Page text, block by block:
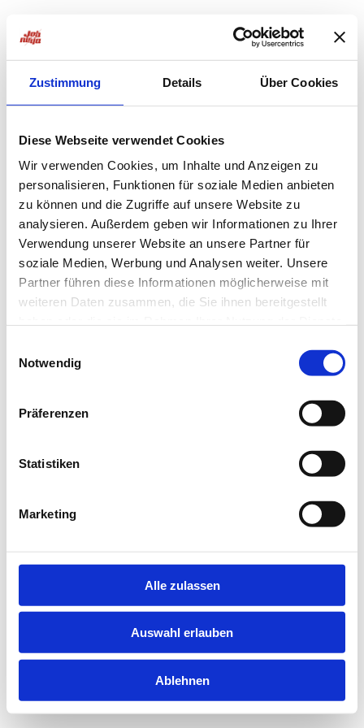
Zustimmung Details Über Cookies
Diese Webseite verwendet Cookies
Wir verwenden Cookies, um Inhalte und Anzeigen zu
personalisieren, Funktionen für soziale Medien anbieten
zu können und die Zugriffe auf unsere Website zu
analysieren. Außerdem geben wir Informationen zu Ihrer
Verwendung unserer Website an unsere Partner für
soziale Medien, Werbung und Analysen weiter. Unsere
Partner führen diese Informationen möglicherweise mit
weiteren Daten zusammen, die Sie ihnen bereitgestellt
Notwendig
Präferenzen
Statistiken
Marketing
Alle zulassen
Auswahl erlauben
Ablehnen
loadingjobninja.com
for more